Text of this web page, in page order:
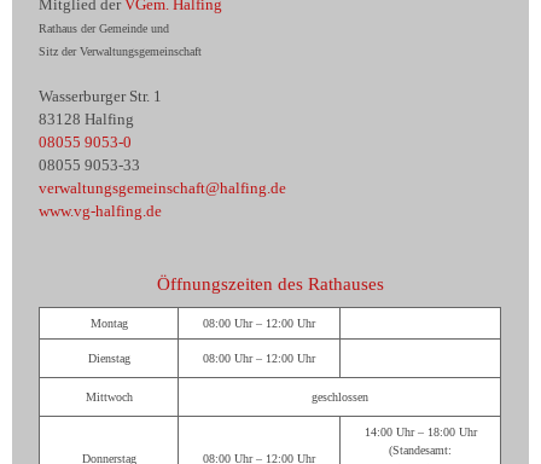
Mitglied derVGem. Halfing
Rathaus der Gemeinde und
Sitz der Verwaltungsgemeinschaft
Wasserburger Str. 1
83128 Halfing
08055 9053-0
08055 9053-33
verwaltungsgemeinschaft@halfing.de
www.vg-halfing.de
Öffnungszeiten des Rathauses
Montag 08:00 Uhr – 12:00 Uhr
Dienstag 08:00 Uhr – 12:00 Uhr
Mittwoch geschlossen
Donnerstag 08:00 Uhr – 12:00 Uhr
14:00 Uhr – 18:00 Uhr
(Standesamt: